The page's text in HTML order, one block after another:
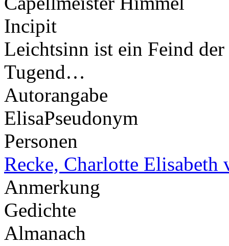
Incipit
Leichtsinn ist ein Feind
Tugend…
Autorangabe
ElisaPseudonym
Personen
Recke, Charlotte Elisabeth
Anmerkung
Gedichte
Almanach